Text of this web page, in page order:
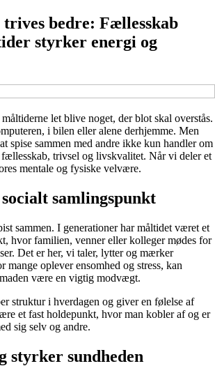
trives bedre: Fællesskab
styrker energi og
let blive noget, der blot skal overstås.
i bilen eller alene derhjemme. Men
spise sammen med andre ikke kun handler om
trivsel og livskvalitet. Når vi deler et
mentale og fysiske velvære.
samlingspunkt
sammen. I generationer har måltidet været et
hvor familien, venner eller kolleger mødes for
Det er her, vi taler, lytter og mærker
mange oplever ensomhed og stress, kan
være en vigtig modvægt.
struktur i hverdagen og giver en følelse af
et fast holdepunkt, hvor man kobler af og er
sig selv og andre.
styrker sundheden